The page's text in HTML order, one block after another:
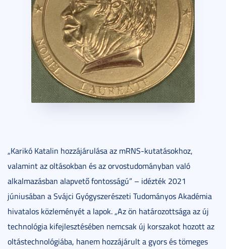
„Karikó Katalin hozzájárulása az mRNS-kutatásokhoz,
valamint az oltásokban és az orvostudományban való
alkalmazásban alapvető fontosságú” – idézték 2021
júniusában a Svájci Gyógyszerészeti Tudományos Akadémia
hivatalos közleményét a lapok. „Az ön határozottsága az új
technológia kifejlesztésében nemcsak új korszakot hozott az
oltástechnológiába, hanem hozzájárult a gyors és tömeges